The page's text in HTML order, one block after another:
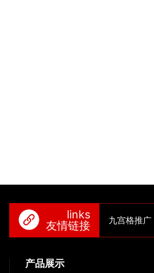
links
友情链接
九宫格推广
产品展示